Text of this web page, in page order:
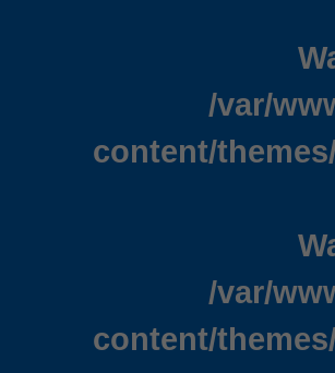
/var/
content/
/var/
content/